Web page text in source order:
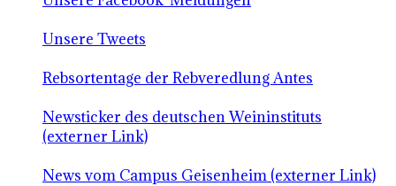
Unsere Tweets
Rebsortentage der Rebveredlung Antes
Newsticker des deutschen Weininstituts
(externer Link)
News vom Campus Geisenheim (externer Link)